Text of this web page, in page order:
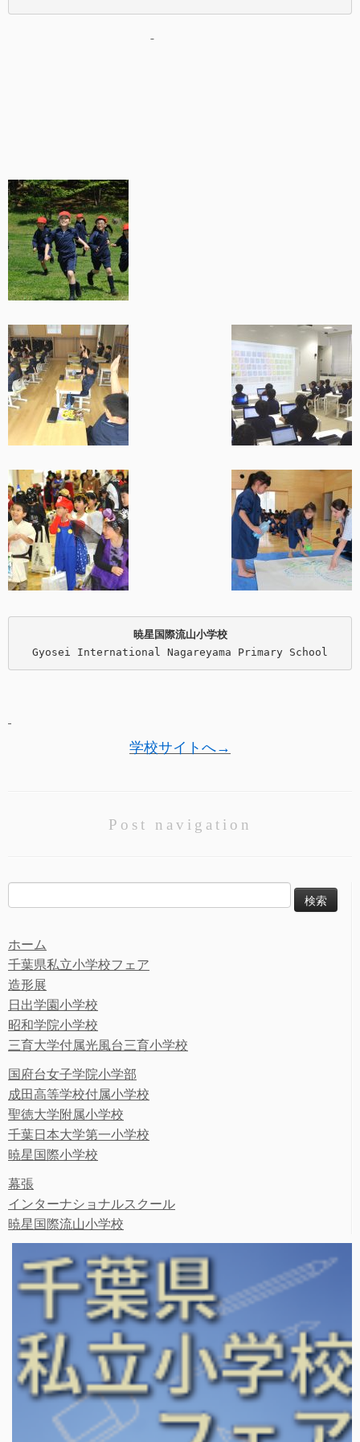
暁星国際流山小学校
Gyosei International Nagareyama Primary School
学校サイトへ→
Post navigation
索:
ホーム
千葉県私立小学校フェア
造形展
日出学園小学校
昭和学院小学校
三育大学付属光風台三育小学校
国府台女子学院小学部
成田高等学校付属小学校
聖徳大学附属小学校
千葉日本大学第一小学校
暁星国際小学校
幕張
インターナショナルスクール
暁星国際流山小学校